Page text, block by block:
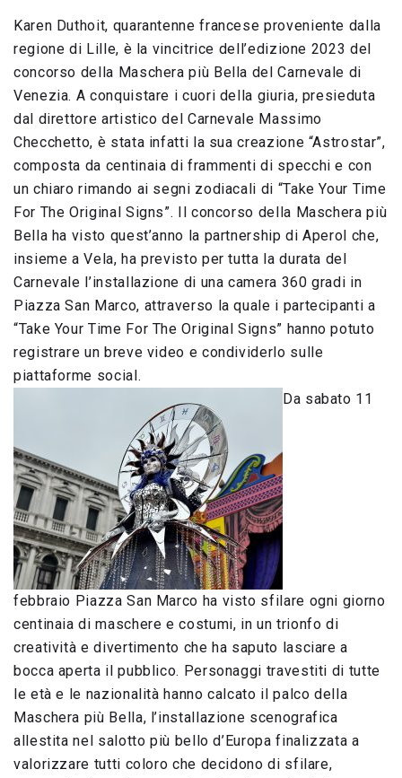
Karen Duthoit, quarantenne francese proveniente dalla
regione di Lille, è la vincitrice dell’edizione 2023 del
concorso della Maschera più Bella del Carnevale di
Venezia. A conquistare i cuori della giuria, presieduta
dal direttore artistico del Carnevale Massimo
Checchetto, è stata infatti la sua creazione “Astrostar”,
composta da centinaia di frammenti di specchi e con
un chiaro rimando ai segni zodiacali di “Take Your Time
For The Original Signs”. Il concorso della Maschera più
Bella ha visto quest’anno la partnership di Aperol che,
insieme a Vela, ha previsto per tutta la durata del
Carnevale l’installazione di una camera 360 gradi in
Piazza San Marco, attraverso la quale i partecipanti a
“Take Your Time For The Original Signs” hanno potuto
registrare un breve video e condividerlo sulle
piattaforme social.
Da sabato 11
febbraio Piazza San Marco ha visto sfilare ogni giorno
centinaia di maschere e costumi, in un trionfo di
creatività e divertimento che ha saputo lasciare a
bocca aperta il pubblico. Personaggi travestiti di tutte
le età e le nazionalità hanno calcato il palco della
Maschera più Bella, l’installazione scenografica
allestita nel salotto più bello d’Europa finalizzata a
valorizzare tutti coloro che decidono di sfilare,